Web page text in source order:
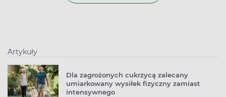
Artykuły
Dla zagrożonych cukrzycą zalecany
umiarkowany wysiłek fizyczny zamiast
intensywnego